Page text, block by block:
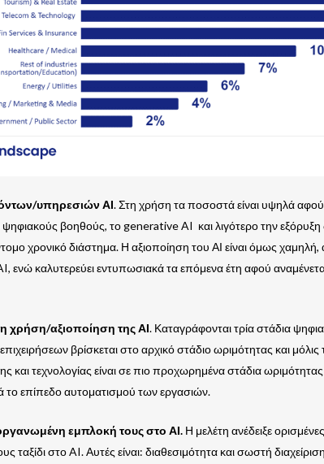
υπηρεσιών ΑΙ. Στη χρήση τα ποσοστά είναι υψηλά
βοηθούς, το generative AI και λιγότερο την
χρονικό διάστημα. Η αξιοποίηση του ΑΙ είναι όμως
καλυτερεύει εντυπωσιακά τα επόμενα έτη αφού
χρήση/αξιοποίηση της ΑΙ. Καταγράφονται τρία στάδια
βρίσκεται στο αρχικό στάδιο ωριμότητας και
και τεχνολογίας είναι σε πιο προχωρημένα στάδια
το επίπεδο αυτοματισμού των εργασιών.
εμπλοκή τους στο ΑΙ. Η μελέτη ανέδειξε
ταξίδι στο AI. Αυτές είναι: διαθεσιμότητα και σωστή